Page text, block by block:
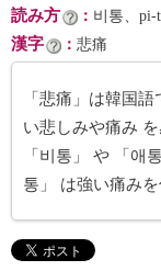
読み方 ： 비통、pi-
漢字 ： 悲痛
「悲痛」は韓国
い悲しみや痛み
「비통」 や 「애
통」 は強い痛み